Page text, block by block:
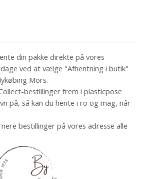
din pakke direkte på vores
ved at vælge "Afhentning i butik"
Mors.
bestillinger frem i plasticpose
på, så kan du hente i ro og mag, når
bestillinger på vores adresse alle